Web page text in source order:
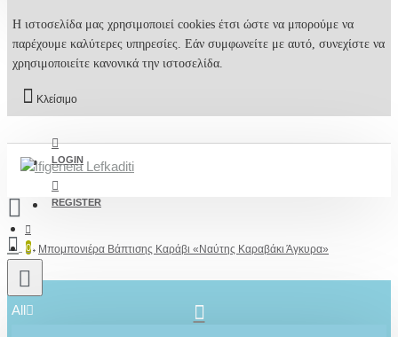
Η ιστοσελίδα μας χρησιμοποιεί cookies έτσι ώστε να μπορούμε να
παρέχουμε καλύτερες υπηρεσίες. Εάν συμφωνείτε με αυτό, συνεχίστε να
χρησιμοποιείτε κανονικά την ιστοσελίδα.
Κλείσιμο
LOGIN
REGISTER
0
All
Μπομπονιέρα Βάπτισης Καράβι «Ναύτης Καραβάκι Άγκυρα»